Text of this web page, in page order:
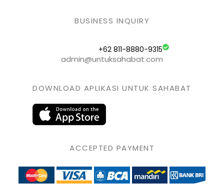
BUSINESS INQUIRY
+62 811-8880-9315
admin@untuksahabat.com
DOWNLOAD APLIKASI UNTUK SAHABAT
ACCEPTED PAYMENT